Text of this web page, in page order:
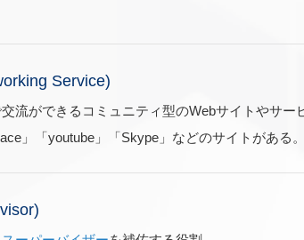
Service)
流ができるコミュニティ型のWebサイトやサー
」「youtube」「Skype」などのサイトがある。